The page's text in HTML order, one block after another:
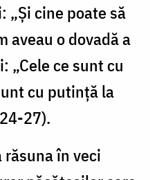
„Şi cine poate să
aveau o dovadă a
„Cele ce sunt cu
cu putinţă la
27).
în veci